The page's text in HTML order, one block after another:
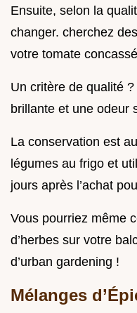
Ensuite, selon la
changer. cherchez
votre tomate
Un critère de qualité
brillante et une odeur
La conservation est
légumes au frigo et
jours après l’achat
Vous pourriez même
d’herbes sur votre
d’urban gardening !
Mélanges